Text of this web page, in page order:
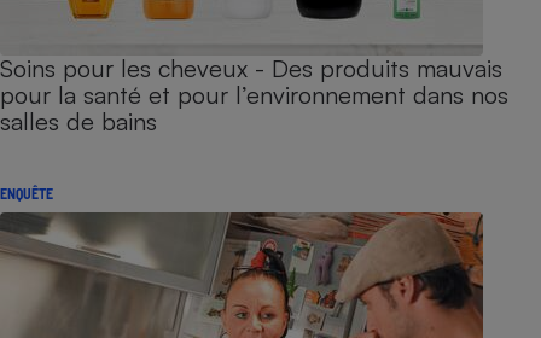
Soins pour les cheveux - Des produits mauvais
pour la santé et pour l’environnement dans nos
salles de bains
ENQUÊTE